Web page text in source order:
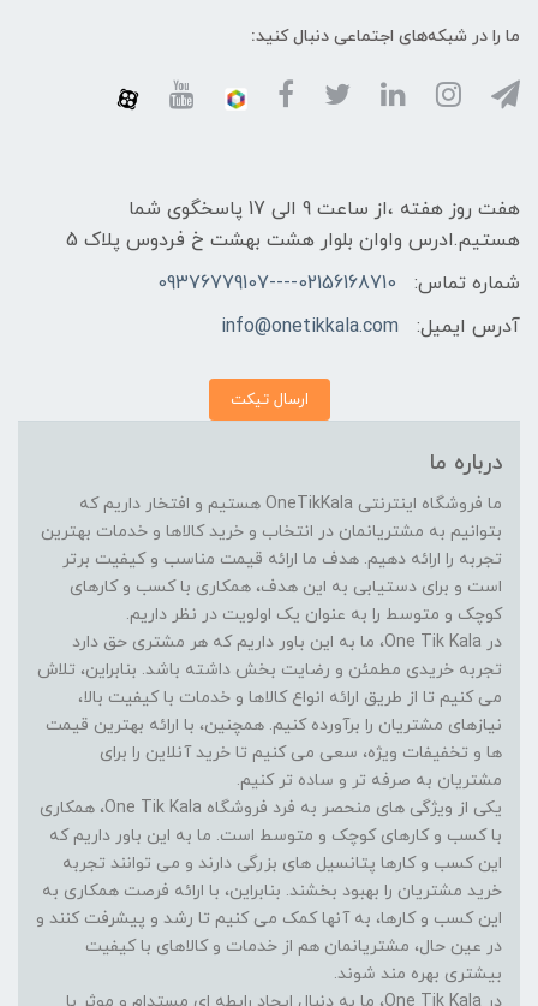
ما را در شبکه‌های اجتماعی دنبال کنید:
هفت روز هفته ،از ساعت 9 الی 17 پاسخگوی شما
هستیم.ادرس واوان بلوار هشت بهشت خ فردوس پلاک 5
شماره تماس:
02156168710----09376779107
آدرس ایمیل:
info@onetikkala.com
ارسال تیکت
درباره ما
ما فروشگاه اینترنتی OneTikKala هستیم و افتخار داریم که
بتوانیم به مشتریانمان در انتخاب و خرید کالاها و خدمات بهترین
تجربه را ارائه دهیم. هدف ما ارائه قیمت مناسب و کیفیت برتر
است و برای دستیابی به این هدف، همکاری با کسب و کارهای
کوچک و متوسط را به عنوان یک اولویت در نظر داریم.
در One Tik Kala، ما به این باور داریم که هر مشتری حق دارد
تجربه خریدی مطمئن و رضایت بخش داشته باشد. بنابراین، تلاش
می کنیم تا از طریق ارائه انواع کالاها و خدمات با کیفیت بالا،
نیازهای مشتریان را برآورده کنیم. همچنین، با ارائه بهترین قیمت
ها و تخفیفات ویژه، سعی می کنیم تا خرید آنلاین را برای
مشتریان به صرفه تر و ساده تر کنیم.
یکی از ویژگی های منحصر به فرد فروشگاه One Tik Kala، همکاری
با کسب و کارهای کوچک و متوسط است. ما به این باور داریم که
این کسب و کارها پتانسیل های بزرگی دارند و می توانند تجربه
خرید مشتریان را بهبود بخشند. بنابراین، با ارائه فرصت همکاری به
این کسب و کارها، به آنها کمک می کنیم تا رشد و پیشرفت کنند و
در عین حال، مشتریانمان هم از خدمات و کالاهای با کیفیت
بیشتری بهره مند شوند.
در One Tik Kala، ما به دنبال ایجاد رابطه ای مستدام و موثر با